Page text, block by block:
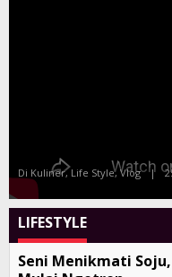
Chef Farah Quinn
Di Kuliner, Life Style, Vlog |
LIFESTYLE
Seni Menikmati